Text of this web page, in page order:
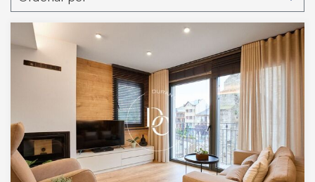
GRUP DC
CONTACTE
+34 935 178 067